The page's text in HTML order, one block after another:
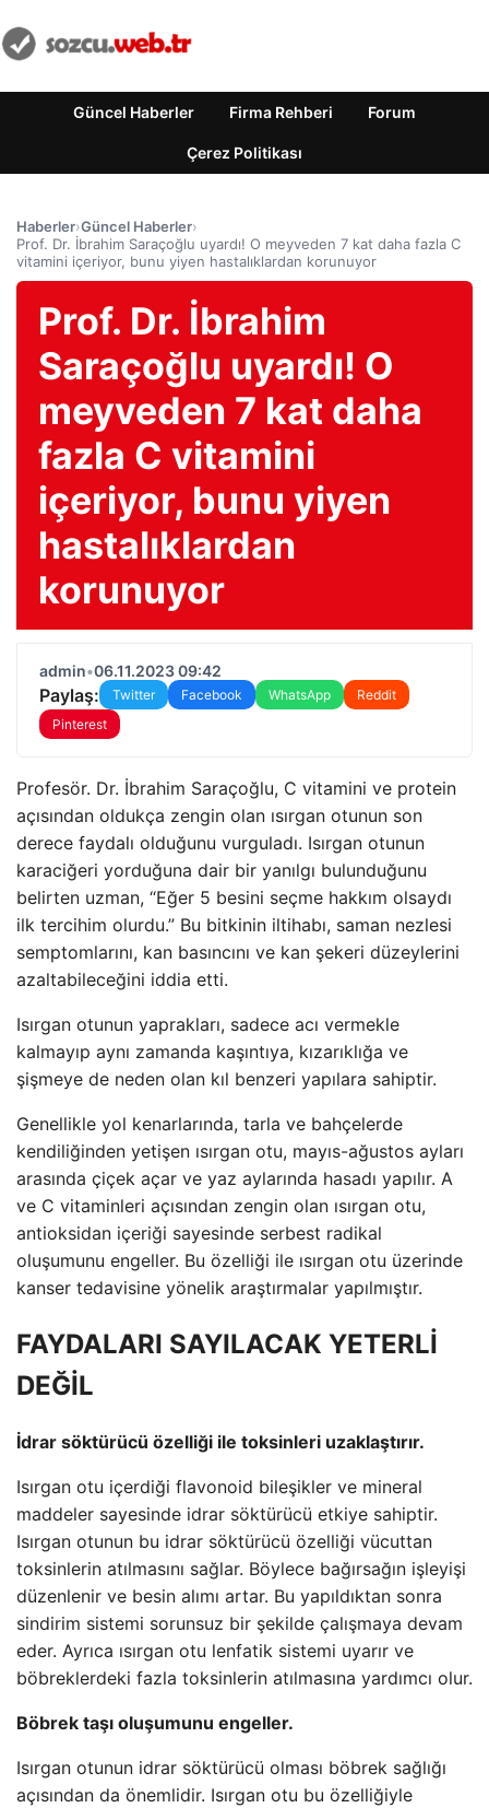
Güncel Haberler Firma Rehberi Forum
Çerez Politikası
Haberler›Güncel Haberler›
Prof. Dr. İbrahim Saraçoğlu uyardı! O meyveden 7 kat daha fazla C
vitamini içeriyor, bunu yiyen hastalıklardan korunuyor
Prof. Dr. İbrahim
Saraçoğlu uyardı! O
meyveden 7 kat daha
fazla C vitamini
içeriyor, bunu yiyen
hastalıklardan
korunuyor
admin•06.11.2023 09:42
Paylaş: Twitter Facebook WhatsApp
Reddit
Pinterest
Profesör. Dr. İbrahim Saraçoğlu, C vitamini ve protein
açısından oldukça zengin olan ısırgan otunun son
derece faydalı olduğunu vurguladı. Isırgan otunun
karaciğeri yorduğuna dair bir yanılgı bulunduğunu
belirten uzman, “Eğer 5 besini seçme hakkım olsaydı
ilk tercihim olurdu.” Bu bitkinin iltihabı, saman nezlesi
semptomlarını, kan basıncını ve kan şekeri düzeylerini
azaltabileceğini iddia etti.
Isırgan otunun yaprakları, sadece acı vermekle
kalmayıp aynı zamanda kaşıntıya, kızarıklığa ve
şişmeye de neden olan kıl benzeri yapılara sahiptir.
Genellikle yol kenarlarında, tarla ve bahçelerde
kendiliğinden yetişen ısırgan otu, mayıs-ağustos ayları
arasında çiçek açar ve yaz aylarında hasadı yapılır. A
ve C vitaminleri açısından zengin olan ısırgan otu,
antioksidan içeriği sayesinde serbest radikal
oluşumunu engeller. Bu özelliği ile ısırgan otu üzerinde
kanser tedavisine yönelik araştırmalar yapılmıştır.
FAYDALARI SAYILACAK YETERLİ
DEĞİL
İdrar söktürücü özelliği ile toksinleri uzaklaştırır.
Isırgan otu içerdiği flavonoid bileşikler ve mineral
maddeler sayesinde idrar söktürücü etkiye sahiptir.
Isırgan otunun bu idrar söktürücü özelliği vücuttan
toksinlerin atılmasını sağlar. Böylece bağırsağın işleyişi
düzenlenir ve besin alımı artar. Bu yapıldıktan sonra
sindirim sistemi sorunsuz bir şekilde çalışmaya devam
eder. Ayrıca ısırgan otu lenfatik sistemi uyarır ve
böbreklerdeki fazla toksinlerin atılmasına yardımcı olur.
Böbrek taşı oluşumunu engeller.
Isırgan otunun idrar söktürücü olması böbrek sağlığı
açısından da önemlidir. Isırgan otu bu özelliğiyle